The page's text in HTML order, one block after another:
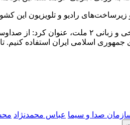
رادیو و تلویزیون این
وی در پایان با اشاره به پیوندهای
جمهوری اسلامی ایران استفاده
صدا و سیما عباس محمدنژاد